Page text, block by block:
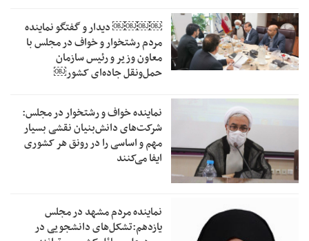
￼￼￼￼‏ دیدار و گفتگو نماینده
مردم رشتخوار و خواف در مجلس با
معاون وزیر و رئیس سازمان
حمل‌ونقل جاده‌ای کشور￼
نماینده خواف و رشتخوار در مجلس:
شرکت‌های دانش‌بنیان نقشی بسیار
مهم و اساسی را در رونق هر کشوری
ایفا می‌کنند
نماینده مردم مشهد در مجلس
یازدهم:تشکل‌های دانشجویی در